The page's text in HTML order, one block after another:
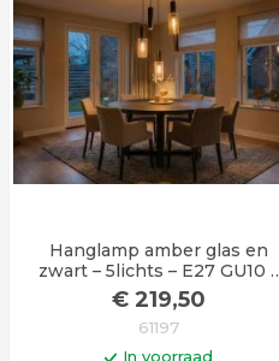
Hanglamp amber glas en
zwart – 5lichts – E27 GU10 –
185 cm
€ 219,50
61197
In voorraad